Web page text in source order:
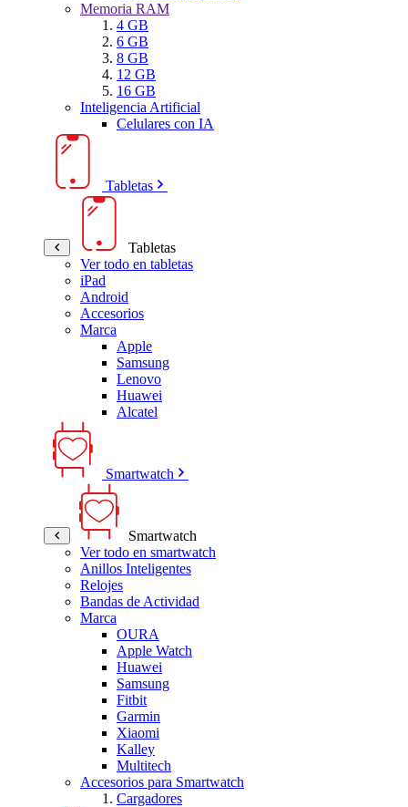
Memoria RAM
4 GB
6 GB
8 GB
12 GB
16 GB
Inteligencia Artificial
Celulares con IA
Tabletas
Tabletas
Ver todo en tabletas
iPad
Android
Accesorios
Marca
Apple
Samsung
Lenovo
Huawei
Alcatel
Smartwatch
Smartwatch
Ver todo en smartwatch
Anillos Inteligentes
Relojes
Bandas de Actividad
Marca
OURA
Apple Watch
Huawei
Samsung
Fitbit
Garmin
Xiaomi
Kalley
Multitech
Accesorios para Smartwatch
Cargadores